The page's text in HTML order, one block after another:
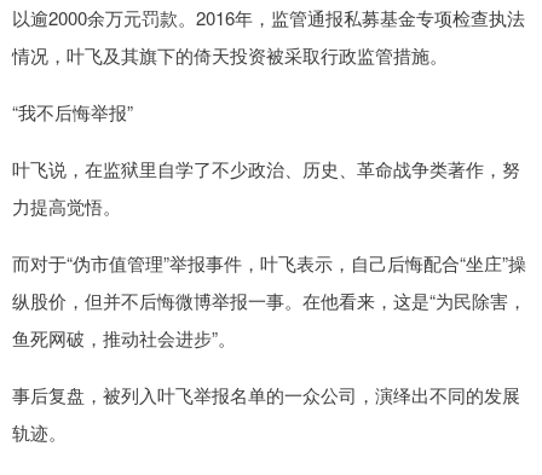
以逾2000余万元罚款。2016年，监管通报私募基金专项检查执法
情况，叶飞及其旗下的倚天投资被采取行政监管措施。
“我不后悔举报”
叶飞说，在监狱里自学了不少政治、历史、革命战争类著作，努
力提高觉悟。
而对于“伪市值管理”举报事件，叶飞表示，自己后悔配合“坐庄”操
纵股价，但并不后悔微博举报一事。在他看来，这是“为民除害，
鱼死网破，推动社会进步”。
事后复盘，被列入叶飞举报名单的一众公司，演绎出不同的发展
轨迹。